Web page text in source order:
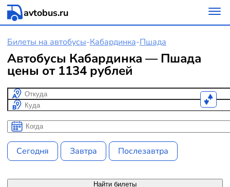
avtobus.ru
Билеты на автобусы-Кабардинка-Пшада
Автобусы Кабардинка — Пшада
цены от 1134 рублей
Откуда
Куда
Когда
Когда
Сегодня Завтра Послезавтра
Найти билеты